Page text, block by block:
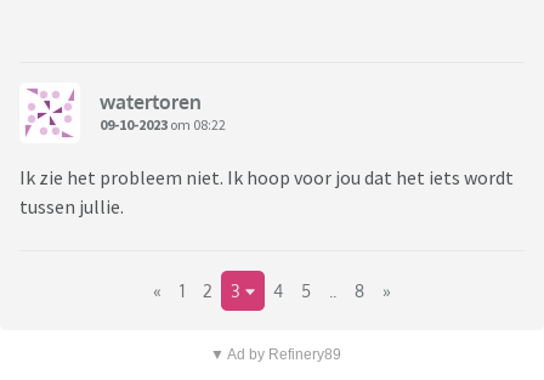
watertoren
09-10-2023 om 08:22
Ik zie het probleem niet. Ik hoop voor jou dat het iets wordt
tussen jullie.
« 1 2 3 4 5 8 »
▼ Ad by Refinery89